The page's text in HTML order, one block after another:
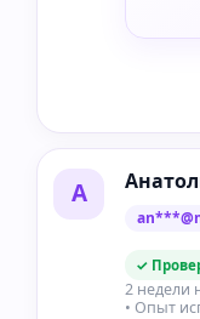
А
✓
2 недели
• Опыт